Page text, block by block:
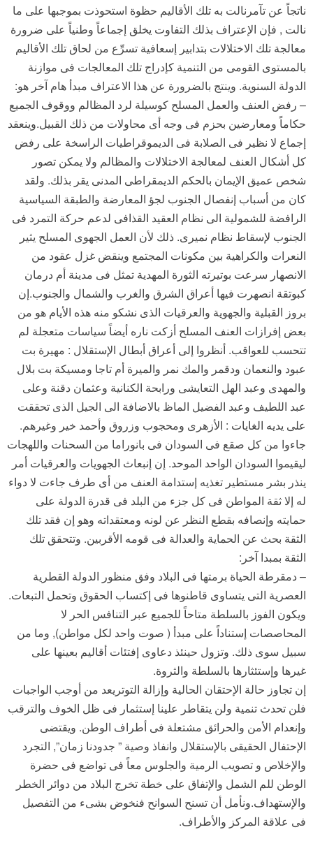
ناتجاً عن تآمرنالت به تلك الأقاليم حظوة استحوذت بموجبها على ما
نالت , فإن الإعتراف بذلك التفاوت يخلق إجماعاً وطنياً على ضرورة
معالجة تلك الاختلالات بتدابير إسعافية تسرِّع من لحاق تلك الأقاليم
بالمستوى القومى من التنمية كإدراج تلك المعالجات فى موازنة
الدولة السنوية. وينتج بالضرورة عن هذا الاعتراف مبدأ هام آخر هو:
– رفض العنف والعمل المسلح كوسيلة لرد المظالم ووقوف الجميع
حكاماً ومعارضين بحزم فى وجه أى محاولات من ذلك القبيل.وينعقد
إجماع لا نظير فى الصلابة فى الديموقراطيات الراسخة على رفض
كل أشكال العنف لمعالجة الاختلالات والمظالم ولا يمكن تصور
شخص عميق الإيمان بالحكم الديمقراطى المدنى يقر بذلك. ولقد
كان من أسباب إنفصال الجنوب لجؤ المعارضة والطبقة السياسية
الرافضة للشمولية الى نظام العقيد القذافى لدعم حركة التمرد فى
الجنوب لإسقاط نظام نميرى. ذلك لأن العمل الجهوى المسلح يثير
النعرات والكراهية بين مكونات المجتمع وينقض غزل عقود من
الانصهار سرعت بوتيرته الثورة المهدية تمثل فى مدينة أم درمان
كبوتقة انصهرت فيها أعراق الشرق والغرب والشمال والجنوب.إن
بروز القبلية والجهوية والعرقيات الذى نشكو منه هذه الأيام هو من
بعض إفرازات العنف المسلح أزكت ناره أيضاً سياسات متعجلة لم
تتحسب للعواقب. أنظروا إلى أعراق أبطال الإستقلال : مهيرة بت
عبود والنعمان ودقمر والمك نمر والميرة أم تاجا ومسيكة بت بلال
والمهدى وعبد الهل التعايشى ورابحة الكنانية وعثمان دقنة وعلى
عبد اللطيف وعبد الفضيل الماظ بالاضافة الى الجيل الذى تحققت
على يديه الغايات : الأزهرى ومحجوب وزروق وأحمد خير وغيرهم.
جاءوا من كل صقع فى السودان فى بانوراما من السحنات واللهجات
ليقيموا السودان الواحد الموحد. إن إنبعاث الجهويات والعرقيات أمر
ينذر بشر مستطير تغذيه إستدامة العنف من أى طرف جاءت لا دواء
له إلا ثقة المواطن فى كل جزء من البلد فى قدرة الدولة على
حمايته وإنصافه بقطع النظر عن لونه ومعتقداته وهو إن فقد تلك
الثقة بحث عن الحماية والعدالة فى قومه الأقربين. وتتحقق تلك
الثقة بمبدا آخر:
– دمقرطة الحياة برمتها فى البلاد وفق منظور الدولة القطرية
العصرية التى يتساوى قاطنوها فى إكتساب الحقوق وتحمل التبعات.
ويكون الفوز بالسلطة متاحاً للجميع عبر التنافس الحر لا
المحاصصات إستناداً على مبدأ ( صوت واحد لكل مواطن), وما من
سبيل سوى ذلك. وتزول حينئذ دعاوى إفتئات أقاليم بعينها على
غيرها وإستئثارها بالسلطة والثروة.
إن تجاوز حالة الإحتقان الحالية وإزالة التوتريعد من أوجب الواجبات
فلن تحدث تنمية ولن يتقاطر علينا إستثمار فى ظل الخوف والترقب
وإنعدام الأمن والحرائق مشتعلة فى أطراف الوطن. ويقتضى
الإحتفال الحقيقى بالإستقلال وانفاذ وصية ” جدودنا زمان”, التجرد
والإخلاص و تصويب الرمية والجلوس معاً فى تواضع فى حضرة
الوطن للم الشمل والإتفاق على خطة تخرج البلاد من دوائر الخطر
والإستهداف.ونأمل أن تسنح السوانح فنخوض بشىء من التفصيل
فى علاقة المركز والأطراف.